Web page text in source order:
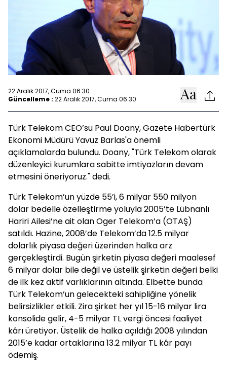
22 Aralık 2017, Cuma 06:30
Güncelleme : 22 Aralık 2017, Cuma 06:30
Türk Telekom CEO’su Paul Doany, Gazete Habertürk
Ekonomi Müdürü Yavuz Barlas'a önemli
açıklamalarda bulundu. Doany, "Türk Telekom olarak
düzenleyici kurumlara sabitte imtiyazların devam
etmesini öneriyoruz." dedi.
Türk Telekom’un yüzde 55’i, 6 milyar 550 milyon
dolar bedelle özelleştirme yoluyla 2005’te Lübnanlı
Hariri Ailesi’ne ait olan Oger Telekom’a (OTAŞ)
satıldı. Hazine, 2008’de Telekom’da 12.5 milyar
dolarlık piyasa değeri üzerinden halka arz
gerçekleştirdi. Bugün şirketin piyasa değeri maalesef
6 milyar dolar bile değil ve üstelik şirketin değeri belki
de ilk kez aktif varlıklarının altında. Elbette bunda
Türk Telekom’un gelecekteki sahipliğine yönelik
belirsizlikler etkili. Zira şirket her yıl 15-16 milyar lira
konsolide gelir, 4-5 milyar TL vergi öncesi faaliyet
kârı üretiyor. Üstelik de halka açıldığı 2008 yılından
2015’e kadar ortaklarına 13.2 milyar TL kâr payı
ödemiş.